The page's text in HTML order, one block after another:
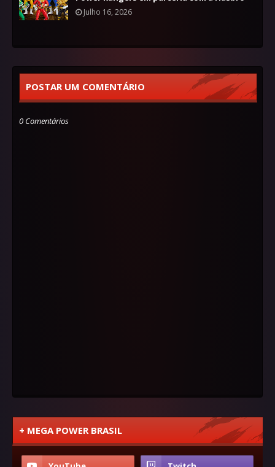
Julho 16, 2026
POSTAR UM COMENTÁRIO
0 Comentários
+ MEGA POWER BRASIL